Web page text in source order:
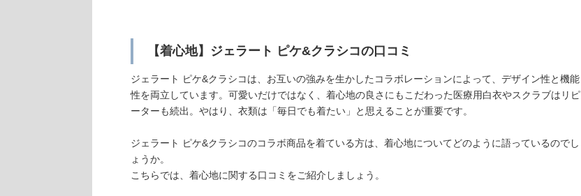
【着心地】ジェラート ピケ&クラシコの口コミ
ジェラート ピケ&クラシコは、お互いの強みを生かしたコラボレーションによって、デザイン性と機能
性を両立しています。可愛いだけではなく、着心地の良さにもこだわった医療用白衣やスクラブはリピ
ーターも続出。やはり、衣類は「毎日でも着たい」と思えることが重要です。
ジェラート ピケ&クラシコのコラボ商品を着ている方は、着心地についてどのように語っているのでし
ょうか。
こちらでは、着心地に関する口コミをご紹介しましょう。